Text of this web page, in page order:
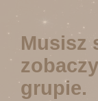
Musisz
grupie.